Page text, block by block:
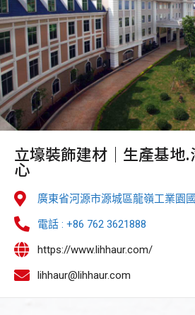
立壕裝飾建材｜生產基地
心
廣東省河源市源城區龍嶺工業園
電話 : +86 762 3621888
https://www.lihhaur.com/
lihhaur@lihhaur.com